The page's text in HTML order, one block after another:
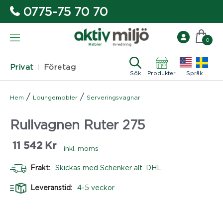
0775-75 70 70
Privat Företag
Sök Produkter Språk
0
Hem / Loungemöbler / Serveringsvagnar
Rullvagnen Ruter 275
11 542 Kr inkl. moms
Frakt: Skickas med Schenker alt. DHL
Leveranstid: 4-5 veckor